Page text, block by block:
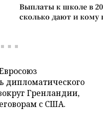
Выплаты к школе в
сколько дают и
дипломатического
Гренландии,
с США.